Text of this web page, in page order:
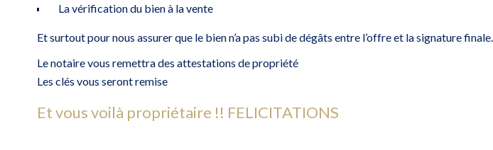
La vérification du bien à la vente
Et surtout pour nous assurer que le bien n’a pas subi de dégâts entre l’offre et la signature finale.
Le notaire vous remettra des attestations de propriété
Les clés vous seront remise
Et vous voilà propriétaire !! FELICITATIONS